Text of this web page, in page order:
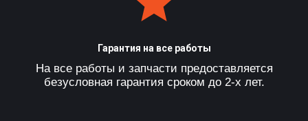
Гарантия на все работы
На все работы и запчасти предоставляется
безусловная гарантия сроком до 2-х лет.